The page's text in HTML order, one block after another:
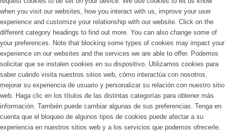
when you visit our websites, how you interact with us, improve your user
experience and customize your relationship with our website. Click on the
different category headings to find out more. You can also change some of
your preferences. Note that blocking some types of cookies may impact your
experience on our websites and the services we are able to offer. Podemos
solicitar que se instalen cookies en su dispositivo. Utilizamos cookies para
saber cuándo visita nuestros sitios web, cómo interactúa con nosotros,
mejorar su experiencia de usuario y personalizar su relación con nuestro sitio
web. Haga clic en los títulos de las distintas categorías para obtener más
información. También puede cambiar algunas de sus preferencias. Tenga en
cuenta que el bloqueo de algunos tipos de cookies puede afectar a su
experiencia en nuestros sitios web y a los servicios que podemos ofrecerle.